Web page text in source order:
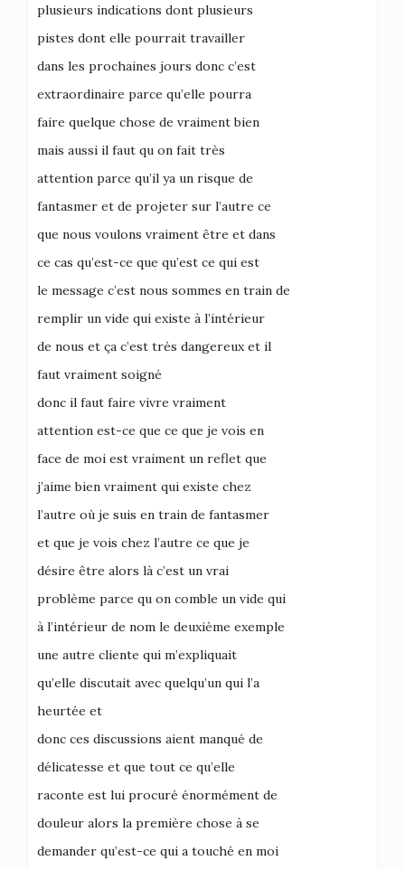
plusieurs indications dont plusieurs
pistes dont elle pourrait travailler
dans les prochaines jours donc c’est
extraordinaire parce qu’elle pourra
faire quelque chose de vraiment bien
mais aussi il faut qu on fait très
attention parce qu’il ya un risque de
fantasmer et de projeter sur l’autre ce
que nous voulons vraiment être et dans
ce cas qu’est-ce que qu’est ce qui est
le message c’est nous sommes en train de
remplir un vide qui existe à l’intérieur
de nous et ça c’est très dangereux et il
faut vraiment soigné
donc il faut faire vivre vraiment
attention est-ce que ce que je vois en
face de moi est vraiment un reflet que
j’aime bien vraiment qui existe chez
l’autre où je suis en train de fantasmer
et que je vois chez l’autre ce que je
désire être alors là c’est un vrai
problème parce qu on comble un vide qui
à l’intérieur de nom le deuxième exemple
une autre cliente qui m’expliquait
qu’elle discutait avec quelqu’un qui l’a
heurtée et
donc ces discussions aient manqué de
délicatesse et que tout ce qu’elle
raconte est lui procuré énormément de
douleur alors la première chose à se
demander qu’est-ce qui a touché en moi